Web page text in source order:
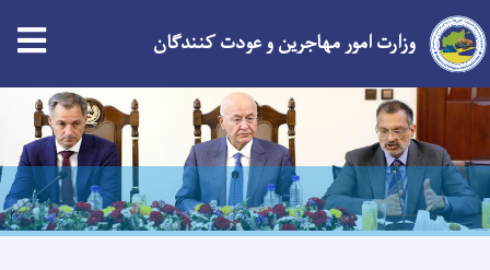
Skip
to
main
content
وزارت امور مهاجرین و عودت کنندگان